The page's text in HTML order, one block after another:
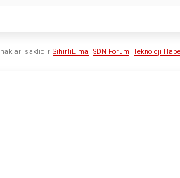
SihirliElma SDN Forum Teknoloji
saklıdır